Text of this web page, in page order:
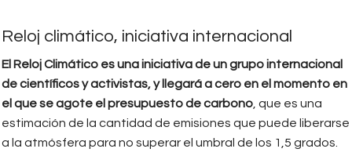
Reloj climático, iniciativa internacional
El Reloj Climático es una iniciativa de un grupo internacional
de científicos y activistas, y llegará a cero en el momento en
el que se agote el presupuesto de carbono , que es una
estimación de la cantidad de emisiones que puede liberarse
a la atmósfera para no superar el umbral de los 1,5 grados.